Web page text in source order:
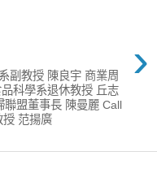
›
副教授 陳良宇 商業周
科學系退休教授 丘志
聯盟董事長 陳曼麗 Call
授 范揚廣